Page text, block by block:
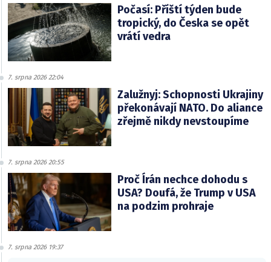
Počasí: Příští týden bude
tropický, do Česka se opět
vrátí vedra
7. srpna 2026 22:04
Zalužnyj: Schopnosti Ukrajiny
překonávají NATO. Do aliance
zřejmě nikdy nevstoupíme
7. srpna 2026 20:55
Proč Írán nechce dohodu s
USA? Doufá, že Trump v USA
na podzim prohraje
7. srpna 2026 19:37